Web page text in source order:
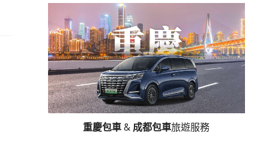
重慶包車& 成都包車旅遊服務